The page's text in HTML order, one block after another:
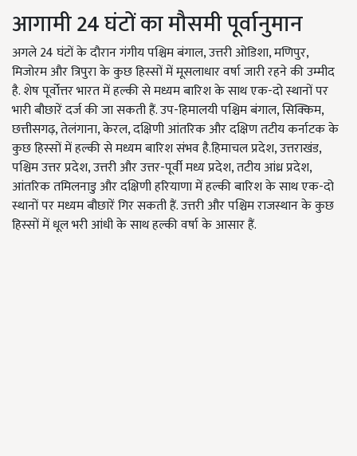
आगामी 24 घंटों का मौसमी पूर्वानुमान
अगले 24 घंटों के दौरान गंगीय पश्चिम बंगाल, उत्तरी ओडिशा, मणिपुर,
मिजोरम और त्रिपुरा के कुछ हिस्सों में मूसलाधार वर्षा जारी रहने की उम्मीद
है. शेष पूर्वोत्तर भारत में हल्की से मध्यम बारिश के साथ एक-दो स्थानों पर
भारी बौछारें दर्ज की जा सकती हैं. उप-हिमालयी पश्चिम बंगाल, सिक्किम,
छत्तीसगढ़, तेलंगाना, केरल, दक्षिणी आंतरिक और दक्षिण तटीय कर्नाटक के
कुछ हिस्सों में हल्की से मध्यम बारिश संभव है.हिमाचल प्रदेश, उत्तराखंड,
पश्चिम उत्तर प्रदेश, उत्तरी और उत्तर-पूर्वी मध्य प्रदेश, तटीय आंध्र प्रदेश,
आंतरिक तमिलनाडु और दक्षिणी हरियाणा में हल्की बारिश के साथ एक-दो
स्थानों पर मध्यम बौछारें गिर सकती हैं. उत्तरी और पश्चिम राजस्थान के कुछ
हिस्सों में धूल भरी आंधी के साथ हल्की वर्षा के आसार हैं.